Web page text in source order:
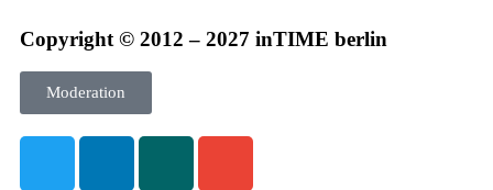
Copyright © 2012 – 2027 inTIME berlin
Moderation